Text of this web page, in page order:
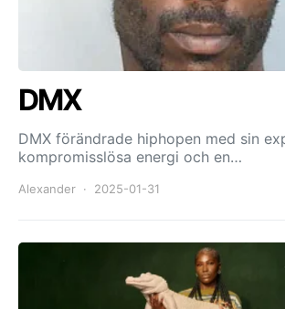
DMX
DMX förändrade hiphopen med sin
kompromisslösa energi och en…
Alexander 2025-01-31